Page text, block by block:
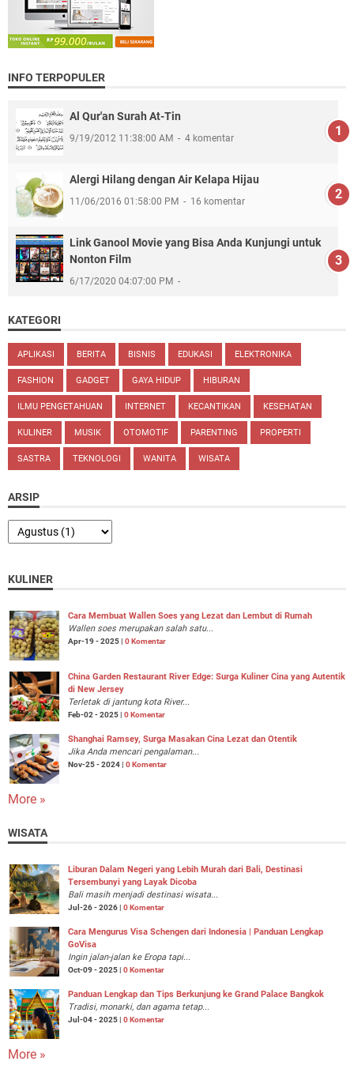
INFO TERPOPULER
Al Qur'an Surah At-Tin
9/19/2012 11:38:00 AM 4 komentar
Alergi Hilang dengan Air Kelapa Hijau
11/06/2016 01:58:00 PM 16 komentar
Link Ganool Movie yang Bisa Anda Kunjungi untuk
Nonton Film
6/17/2020 04:07:00 PM
KATEGORI
APLIKASI BERITA BISNIS EDUKASI ELEKTRONIKA
FASHION GADGET GAYA HIDUP HIBURAN
ILMU PENGETAHUAN INTERNET KECANTIKAN KESEHATAN
KULINER MUSIK OTOMOTIF PARENTING PROPERTI
SASTRA TEKNOLOGI WANITA WISATA
ARSIP
KULINER
Cara Membuat Wallen Soes yang Lezat dan Lembut di Rumah
Wallen soes merupakan salah satu...
Apr-19 - 2025 | 0 Komentar
China Garden Restaurant River Edge: Surga Kuliner Cina yang Autentik
di New Jersey
Terletak di jantung kota River...
Feb-02 - 2025 | 0 Komentar
Shanghai Ramsey, Surga Masakan Cina Lezat dan Otentik
Jika Anda mencari pengalaman...
Nov-25 - 2024 | 0 Komentar
More »
WISATA
Liburan Dalam Negeri yang Lebih Murah dari Bali, Destinasi
Tersembunyi yang Layak Dicoba
Bali masih menjadi destinasi wisata...
Jul-26 - 2026 | 0 Komentar
Cara Mengurus Visa Schengen dari Indonesia | Panduan Lengkap
GoVisa
Ingin jalan-jalan ke Eropa tapi...
Oct-09 - 2025 | 0 Komentar
Panduan Lengkap dan Tips Berkunjung ke Grand Palace Bangkok
Tradisi, monarki, dan agama tetap...
Jul-04 - 2025 | 0 Komentar
More »